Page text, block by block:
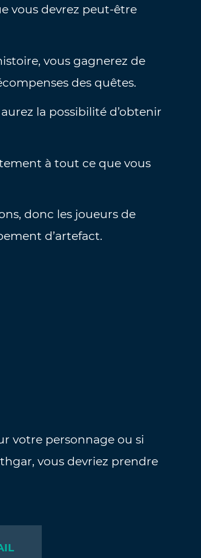
vous devrez peut-être
vous gagnerez de
des quêtes.
la possibilité d’obtenir
à tout ce que vous
donc les joueurs de
d’artefact.
votre personnage ou si
vous devriez prendre